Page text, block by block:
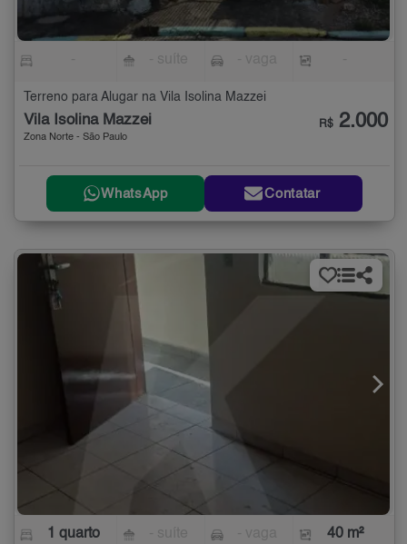
Terreno para Alugar na Vila Isolina Mazzei
Vila Isolina Mazzei
Zona Norte - São Paulo
R$ 2.000
WhatsApp Contatar
1 quarto 40 m²